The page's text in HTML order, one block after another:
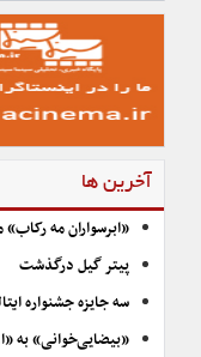
آخرین ها
«ابرسواران مه
پیتر گیل درگذشت
سه جایزه جشنواره
«بیضایی‌خوانی» به